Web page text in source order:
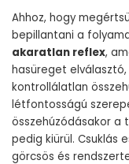
Ahhoz, hogy
bepillantani a
akaratlan reflex,
hasüreget
kontrollálatlan
létfontosságú
összehúzódásakor a
pedig kiürül. Csuklás
görcsös és